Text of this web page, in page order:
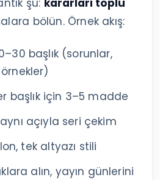
şu: kararları toplu
bölün. Örnek akış:
başlık (sorunlar,
başlık için 3–5 madde
aynı açıyla seri çekim
tek altyazı stili
alın, yayın günlerini